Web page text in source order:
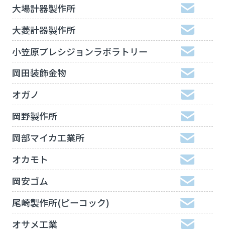
大場計器製作所
大菱計器製作所
小笠原プレシジョンラボラトリー
岡田装飾金物
オガノ
岡野製作所
岡部マイカ工業所
オカモト
岡安ゴム
尾崎製作所(ピーコック)
オサメ工業